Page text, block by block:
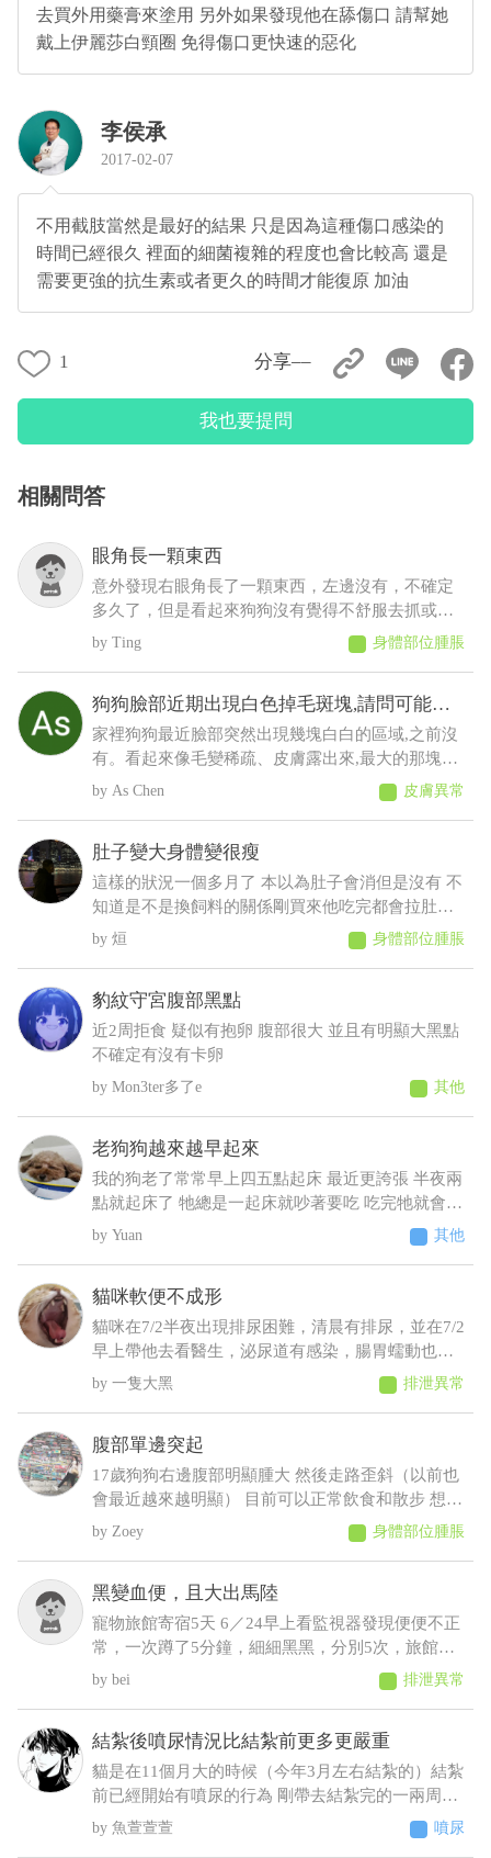
去買外用藥膏來塗用 另外如果發現他在舔傷口 請幫她
戴上伊麗莎白頸圈 免得傷口更快速的惡化
李侯承
2017-02-07
不用截肢當然是最好的結果 只是因為這種傷口感染的
時間已經很久 裡面的細菌複雜的程度也會比較高 還是
需要更強的抗生素或者更久的時間才能復原 加油
1 分享––
我也要提問
相關問答
眼角長一顆東西
意外發現右眼角長了一顆東西，左邊沒有，不確定
多久了，但是看起來狗狗沒有覺得不舒服去抓或流
眼淚等等之類的，想請問這是什麼？會不會影響眼
Ting 身體部位腫脹
狗狗臉部近期出現白色掉毛斑塊,請問可能是
什麼原因
家裡狗狗最近臉部突然出現幾塊白白的區域,之前沒
有。看起來像毛變稀疏、皮膚露出來,最大的那塊有
點像有皮屑,但沒有看到流血、 化膿或明顯紅腫。
狗狗目前看起來精神、食慾都正常,也沒有一直抓臉
他皮膚問題?
As Chen 皮膚異常
肚子變大身體變很瘦
這樣的狀況一個多月了 本以為肚子會消但是沒有 不
知道是不是換飼料的關係剛買來他吃完都會拉肚子
後來就少量多餐就比較不會拉了以前飼料都吃很快
現在都吃很慢有時候還沒有吃完 反而人在吃的他都
現在沒長多少出來變很瘦看得到肋骨 請問醫師這是
什麼狀況????????
烜 身體部位腫脹
豹紋守宮腹部黑點
近2周拒食 疑似有抱卵 腹部很大 並且有明顯大黑點
不確定有沒有卡卵
Mon3ter多了e 其他
老狗狗越來越早起來
我的狗老了常常早上四五點起床 最近更誇張 半夜兩
點就起床了 牠總是一起床就吵著要吃 吃完牠就會乖
乖睡回去 不吃牠就一直抓門一直來回踱步 我明明晚
上十點才給牠吃過 增加了散步次數 結果好像更糟
都是罐頭加水或羊奶稀釋給牠才會喝 這樣子可能是
什麼疾病呀 建議要做什麼檢查呢
Yuan 其他
貓咪軟便不成形
貓咪在7/2半夜出現排尿困難，清晨有排尿，並在7/2
早上帶他去看醫生，泌尿道有感染，腸胃蠕動也變
慢，目前在吃消炎藥和胃藥，昨日貓咪排便時軟便
但有成型，而今日排便軟便並未成型，貓咪在前陣
成型的
一隻大黑 排泄異常
腹部單邊突起
17歲狗狗右邊腹部明顯腫大 然後走路歪斜（以前也
會最近越來越明顯） 目前可以正常飲食和散步 想請
問可能會是什麼狀況，謝謝
Zoey 身體部位腫脹
黑變血便，且大出馬陸
寵物旅館寄宿5天 6／24早上看監視器發現便便不正
常，一次蹲了5分鐘，細細黑黑，分別5次，旅館通
報早上吐 中午接回，回來不進食，只喝水，且晚間
拉了2次黑便〔帶紅果凍型態的晶體〕 6／25 清晨
來！ 6／25下午帶去旅館指定的獸醫院看診 肛門觸
診完，醫生判斷潰瘍性結直腸炎，隨即打了制酸
劑，給了胃粘膜保護劑跟止瀉 7/2告知旅館回診血檢
期中這三項不正常BUN66/RBC9.13/ALT87，旅館改
口說不是他們的問題，沒證據足以判斷是馬陸造成
bei 排泄異常
結紮後噴尿情況比結紮前更多更嚴重
貓是在11個月大的時候（今年3月左右結紮的）結紮
前已經開始有噴尿的行為 剛帶去結紮完的一兩周基
本沒噴尿 之後的時間經常噴尿 原先只是床旁邊的牆
壁 到後來床頭櫃、衣櫃、電腦螢幕、電腦主機 連在
魚萱萱萱 噴尿